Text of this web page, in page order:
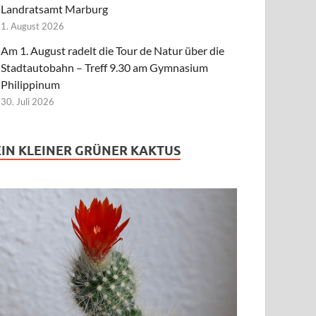
Landratsamt Marburg
1. August 2026
Am 1. August radelt die Tour de Natur über die
Stadtautobahn – Treff 9.30 am Gymnasium
Philippinum
30. Juli 2026
KLEINER GRÜNER KAKTUS